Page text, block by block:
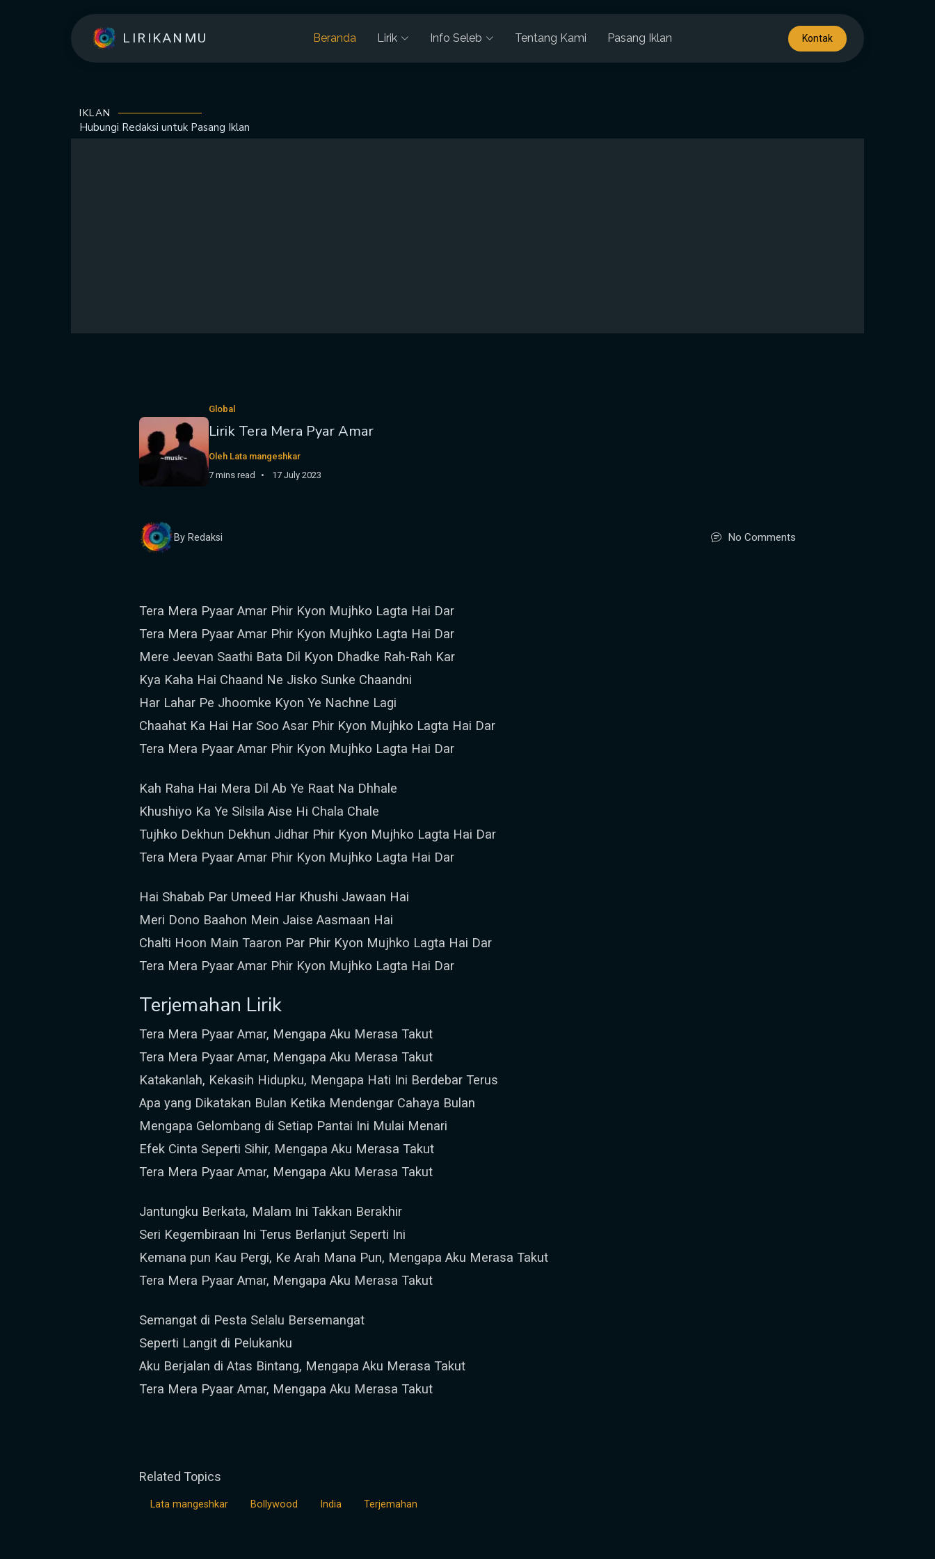
LIRIKANMU Beranda Lirik Info Seleb Tentang Kami Pasang Iklan Kontak
IKLAN
Hubungi Redaksi untuk Pasang Iklan
Global
Lirik Tera Mera Pyar Amar
Oleh Lata mangeshkar
7 mins read
17 July 2023
By Redaksi No Comments
Tera Mera Pyaar Amar Phir Kyon Mujhko Lagta Hai Dar
Tera Mera Pyaar Amar Phir Kyon Mujhko Lagta Hai Dar
Mere Jeevan Saathi Bata Dil Kyon Dhadke Rah-Rah Kar
Kya Kaha Hai Chaand Ne Jisko Sunke Chaandni
Har Lahar Pe Jhoomke Kyon Ye Nachne Lagi
Chaahat Ka Hai Har Soo Asar Phir Kyon Mujhko Lagta Hai Dar
Tera Mera Pyaar Amar Phir Kyon Mujhko Lagta Hai Dar
Kah Raha Hai Mera Dil Ab Ye Raat Na Dhhale
Khushiyo Ka Ye Silsila Aise Hi Chala Chale
Tujhko Dekhun Dekhun Jidhar Phir Kyon Mujhko Lagta Hai Dar
Tera Mera Pyaar Amar Phir Kyon Mujhko Lagta Hai Dar
Hai Shabab Par Umeed Har Khushi Jawaan Hai
Meri Dono Baahon Mein Jaise Aasmaan Hai
Chalti Hoon Main Taaron Par Phir Kyon Mujhko Lagta Hai Dar
Tera Mera Pyaar Amar Phir Kyon Mujhko Lagta Hai Dar
Terjemahan Lirik
Tera Mera Pyaar Amar, Mengapa Aku Merasa Takut
Tera Mera Pyaar Amar, Mengapa Aku Merasa Takut
Katakanlah, Kekasih Hidupku, Mengapa Hati Ini Berdebar Terus
Apa yang Dikatakan Bulan Ketika Mendengar Cahaya Bulan
Mengapa Gelombang di Setiap Pantai Ini Mulai Menari
Efek Cinta Seperti Sihir, Mengapa Aku Merasa Takut
Tera Mera Pyaar Amar, Mengapa Aku Merasa Takut
Jantungku Berkata, Malam Ini Takkan Berakhir
Seri Kegembiraan Ini Terus Berlanjut Seperti Ini
Kemana pun Kau Pergi, Ke Arah Mana Pun, Mengapa Aku Merasa Takut
Tera Mera Pyaar Amar, Mengapa Aku Merasa Takut
Semangat di Pesta Selalu Bersemangat
Seperti Langit di Pelukanku
Aku Berjalan di Atas Bintang, Mengapa Aku Merasa Takut
Tera Mera Pyaar Amar, Mengapa Aku Merasa Takut
Related Topics
Lata mangeshkar Bollywood India Terjemahan